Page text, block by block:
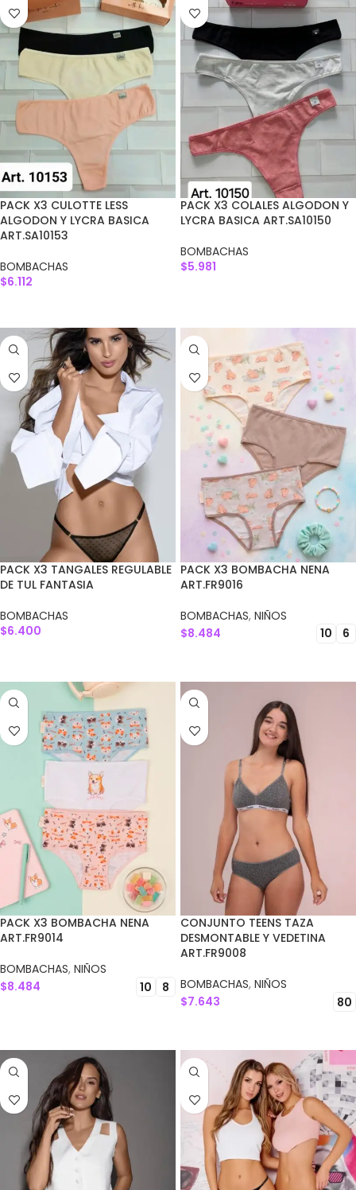
PACK X3 CULOTTE LESS
ALGODON Y LYCRA BASICA
ART.SA10153
BOMBACHAS
$6.112
PACK X3 COLALES ALGODON Y
LYCRA BASICA ART.SA10150
BOMBACHAS
$5.981
PACK X3 TANGALES REGULABLE
DE TUL FANTASIA
BOMBACHAS
$6.400
PACK X3 BOMBACHA NENA
ART.FR9016
BOMBACHAS, NIÑOS
$8.484 10 6
PACK X3 BOMBACHA NENA
ART.FR9014
BOMBACHAS, NIÑOS
$8.484 10 8
CONJUNTO TEENS TAZA
DESMONTABLE Y VEDETINA
ART.FR9008
BOMBACHAS, NIÑOS
$7.643 80